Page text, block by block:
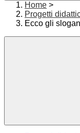
Home >
Progetti
Ecco gli